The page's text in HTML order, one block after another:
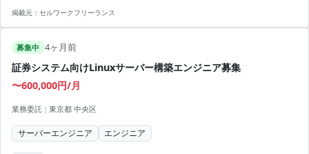
ポイント】 - 様々なスキルを活かして大規模開発に参加できる機会 - 大
してのスキルアップを期待できる案件 - 自動化や効率化を意識した業務
プロセスに関与できる環境 - リモートと出社のハイブリッド勤...
掲載元： セルワークフリーランス
募集中 4ヶ月前
証券システム向けLinuxサーバー構築エンジニア募集
〜600,000円/月
業務委託 | 東京都 中央区
サーバーエンジニア エンジニア